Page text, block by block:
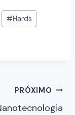
#Hards
PRÓXIMO